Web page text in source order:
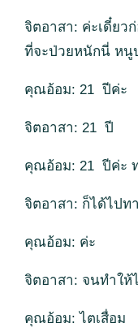
จิตอาสา: ค่ะเดี๋ย
ที่จะป่วยหนักนี่ หนู
คุณอ้อม: 21 ปีค่ะ
จิตอาสา: 21 ปี
คุณอ้อม: 21 ปีค่ะ
จิตอาสา: ก็ได้ไปท
คุณอ้อม: ค่ะ
จิตอาสา: จนทำให้
คุณอ้อม: ไตเสื่อม